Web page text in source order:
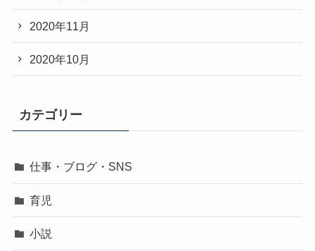
2020年11月
2020年10月
カテゴリー
仕事・ブログ・SNS
育児
小説